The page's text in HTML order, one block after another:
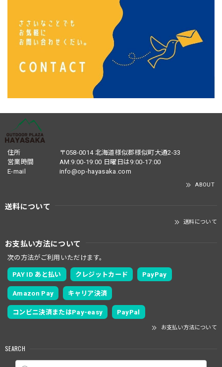
住所
〒058-0014 北海道様似郡様似町大通2-33
営業時間
AM:9:00-19:00 日曜日は9:00-17:00
E-mail
info@op-hayasaka.com
ABOUT
送料について
送料について
お支払い方法について
次の方法がご利用いただけます。
PAY ID あと払い クレジットカード PayPay
Amazon Pay キャリア決済
コンビニ決済またはPay-easy PayPal
お支払い方法について
SEARCH